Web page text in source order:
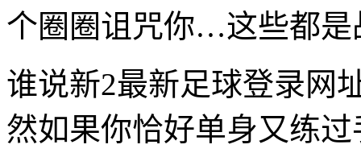
个圈圈诅咒你…这些都是
谁说新2最新足球登录网
然如果你恰好单身又练